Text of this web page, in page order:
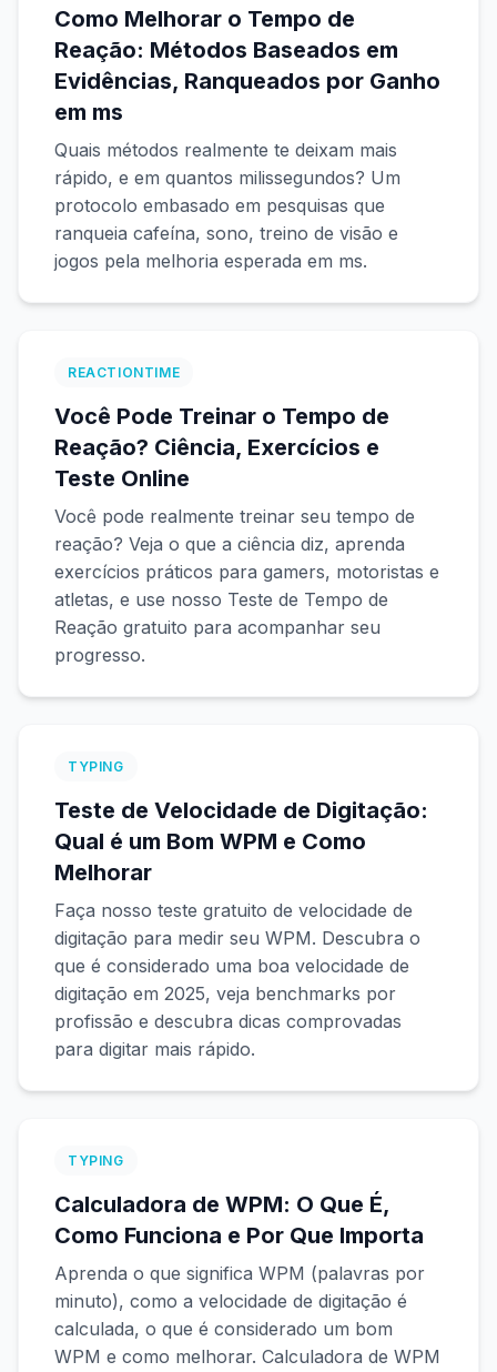
Como Melhorar o Tempo de
Reação: Métodos Baseados em
Evidências, Ranqueados por Ganho
em ms
Quais métodos realmente te deixam mais
rápido, e em quantos milissegundos? Um
protocolo embasado em pesquisas que
ranqueia cafeína, sono, treino de visão e
jogos pela melhoria esperada em ms.
REACTIONTIME
Você Pode Treinar o Tempo de
Reação? Ciência, Exercícios e
Teste Online
Você pode realmente treinar seu tempo de
reação? Veja o que a ciência diz, aprenda
exercícios práticos para gamers, motoristas e
atletas, e use nosso Teste de Tempo de
Reação gratuito para acompanhar seu
progresso.
TYPING
Teste de Velocidade de Digitação:
Qual é um Bom WPM e Como
Melhorar
Faça nosso teste gratuito de velocidade de
digitação para medir seu WPM. Descubra o
que é considerado uma boa velocidade de
digitação em 2025, veja benchmarks por
profissão e descubra dicas comprovadas
para digitar mais rápido.
TYPING
Calculadora de WPM: O Que É,
Como Funciona e Por Que Importa
Aprenda o que significa WPM (palavras por
minuto), como a velocidade de digitação é
calculada, o que é considerado um bom
WPM e como melhorar. Calculadora de WPM